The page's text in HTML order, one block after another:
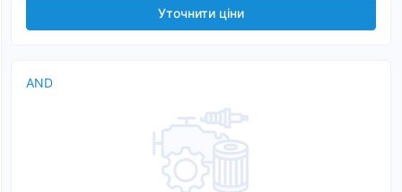
Уточнити ціни
AND